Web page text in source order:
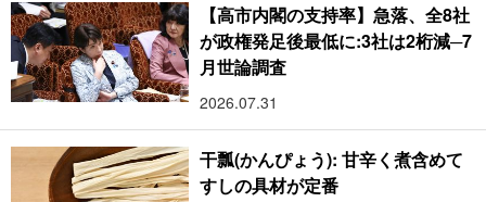
【高市内閣の支持率】急落、全8社
が政権発足後最低に:3社は2桁減─7
月世論調査
2026.07.31
干瓢(かんぴょう): 甘辛く煮含めて
すしの具材が定番